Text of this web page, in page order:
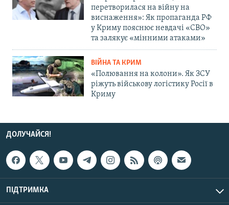
перетворилася на війну на
виснаження»: Як пропаганда РФ
у Криму пояснює невдачі «СВО»
та залякує «мінними атаками»
ВІЙНА ТА КРИМ
«Полювання на колони». Як ЗСУ
ріжуть військову логістику Росії в
Криму
ДОЛУЧАЙСЯ!
ПІДТРИМКА